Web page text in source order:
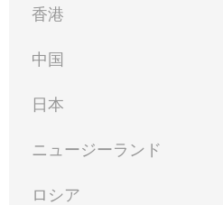
香港
中国
日本
ニュージーランド
ロシア